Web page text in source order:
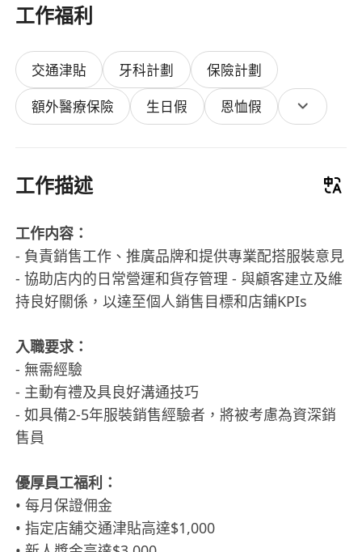
工作福利
交通津貼 牙科計劃
保險計劃
額外醫療保險
生日假 恩恤假
工作描述
工作内容：
- 負責銷售工作、推廣品牌和提供專業配搭服裝意見
- 協助店内的日常營運和貨存管理 - 與顧客建立及維
持良好關係，以達至個人銷售目標和店鋪KPIs
入職要求：
- 無需經驗
- 主動有禮及具良好溝通技巧
- 如具備2-5年服裝銷售經驗者，將被考慮為資深銷
售員
優厚員工福利：
• 每月保證佣金
• 指定店舖交通津貼高達$1,000